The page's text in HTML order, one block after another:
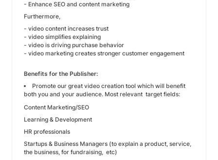
- Enhance SEO and content marketing
Furthermore,
- video content increases trust
- video simplifies explaining
- video is driving purchase behavior
- video marketing creates stronger customer engagement
Benefits for the Publisher:
Promote our great video creation tool which will benefit
both you and your audience. Most relevant target fields:
Content Marketing/SEO
Learning & Development
HR professionals
Startups & Business Managers (to explain a product, service,
the business, for fundraising, etc)